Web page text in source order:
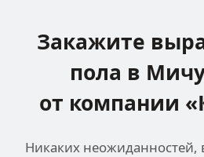
Закажите
пола в
от компании
Никаких неожиданностей,